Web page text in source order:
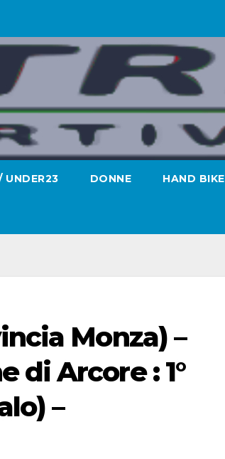
UNDER23 DONNE HAND BIKE
Monza) –
di Arcore : 1°
–